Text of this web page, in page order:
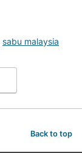
sabu malaysia
Back to top